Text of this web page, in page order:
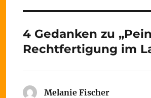
4 Gedanken zu
Rechtfertigung im
Melanie Fischersagt: